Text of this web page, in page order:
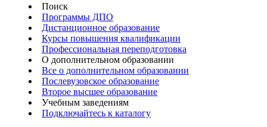
Поиск
Программы ДПО
Дистанционное образование
Курсы повышения квалификации
Профессиональная переподготовка
О дополнительном образовании
Все о дополнительном образовании
Послевузовское образование
Второе высшее образование
Учебным заведениям
Подключайтесь к каталогу